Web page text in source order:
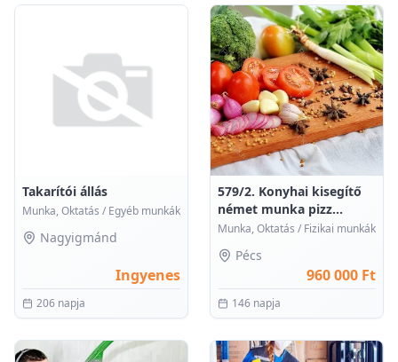
Takarítói állás
Munka, Oktatás / Egyéb munkák
Nagyigmánd
Ingyenes
206 napja
0
579/2. Konyhai kisegítő
német munka pizz...
Munka, Oktatás / Fizikai munkák
Pécs
960 000 Ft
146 napja
0 0